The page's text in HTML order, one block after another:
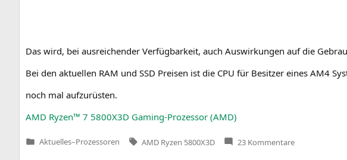
Das wird, bei aus­rei­chen­der Ver­füg­bar­keit, auch Aus­wir­kun­gen auf die
Bei den aktu­el­len RAM und SSD Prei­sen ist die CPU für Besit­zer eines AM4
noch mal aufzurüsten.
AMD Ryzen™ 7 5800X3D Gam­ing-Pro­zes­sor (AMD)
Veröffentlicht
Aktuelles–Prozessoren Tags:
AMD Ryzen 5800X3D 23 Kommentarezu
Und